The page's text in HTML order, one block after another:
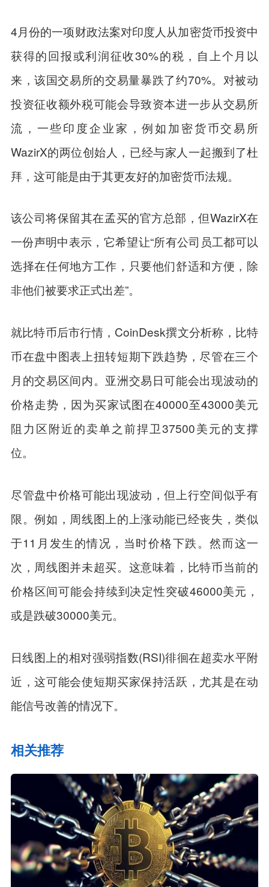
4月份的一项财政法案对印度人从加密货币投资中
获得的回报或利润征收30%的税，自上个月以
来，该国交易所的交易量暴跌了约70%。对被动
投资征收额外税可能会导致资本进一步从交易所
流，一些印度企业家，例如加密货币交易所
WazirX的两位创始人，已经与家人一起搬到了杜
拜，这可能是由于其更友好的加密货币法规。
该公司将保留其在孟买的官方总部，但WazirX在
一份声明中表示，它希望让“所有公司员工都可以
选择在任何地方工作，只要他们舒适和方便，除
非他们被要求正式出差”。
就比特币后市行情，CoinDesk撰文分析称，比特
币在盘中图表上扭转短期下跌趋势，尽管在三个
月的交易区间内。亚洲交易日可能会出现波动的
价格走势，因为买家试图在40000至43000美元
阻力区附近的卖单之前捍卫37500美元的支撑
位。
尽管盘中价格可能出现波动，但上行空间似乎有
限。例如，周线图上的上涨动能已经丧失，类似
于11月发生的情况，当时价格下跌。然而这一
次，周线图并未超买。这意味着，比特币当前的
价格区间可能会持续到决定性突破46000美元，
或是跌破30000美元。
日线图上的相对强弱指数(RSI)徘徊在超卖水平附
近，这可能会使短期买家保持活跃，尤其是在动
能信号改善的情况下。
相关推荐